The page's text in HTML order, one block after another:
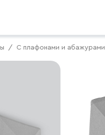
C плафонами и абажурами